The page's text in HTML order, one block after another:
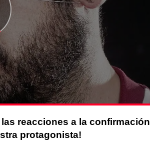
reacciones a la confirmación
protagonista!